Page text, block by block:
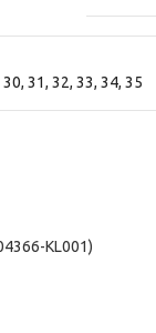
30, 31, 32, 33, 34, 35